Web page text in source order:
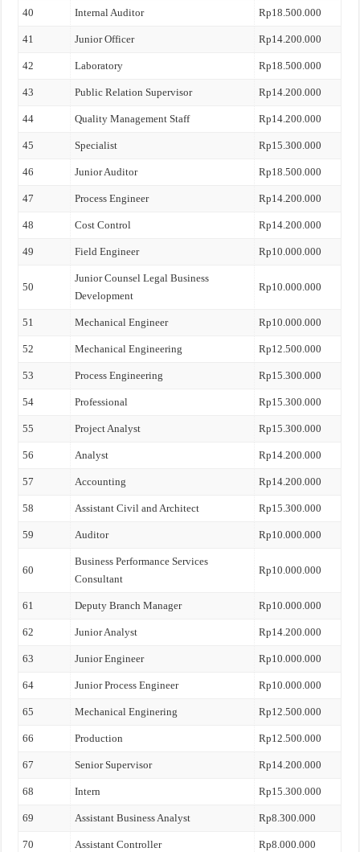
40 Internal Auditor Rp18.500.000
41 Junior Officer Rp14.200.000
42 Laboratory Rp18.500.000
43 Public Relation Supervisor Rp14.200.000
44 Quality Management Staff Rp14.200.000
45 Specialist Rp15.300.000
46 Junior Auditor Rp18.500.000
47 Process Engineer Rp14.200.000
48 Cost Control Rp14.200.000
49 Field Engineer Rp10.000.000
50
Junior Counsel Legal Business
Development
Rp10.000.000
51 Mechanical Engineer Rp10.000.000
52 Mechanical Engineering Rp12.500.000
53 Process Engineering Rp15.300.000
54 Professional Rp15.300.000
55 Project Analyst Rp15.300.000
56 Analyst Rp14.200.000
57 Accounting Rp14.200.000
58 Assistant Civil and Architect Rp15.300.000
59 Auditor Rp10.000.000
60
Business Performance Services
Consultant
Rp10.000.000
61 Deputy Branch Manager Rp10.000.000
62 Junior Analyst Rp14.200.000
63 Junior Engineer Rp10.000.000
64 Junior Process Engineer Rp10.000.000
65 Mechanical Enginering Rp12.500.000
66 Production Rp12.500.000
67 Senior Supervisor Rp14.200.000
68 Intern Rp15.300.000
69 Assistant Business Analyst Rp8.300.000
70 Assistant Controller Rp8.000.000